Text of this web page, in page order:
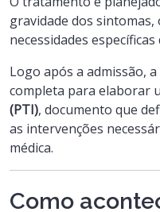
gravidade dos
necessidades específicas
Logo após a admissão,
completa para elaborar
(PTI), documento que
as intervenções
médica.
Como